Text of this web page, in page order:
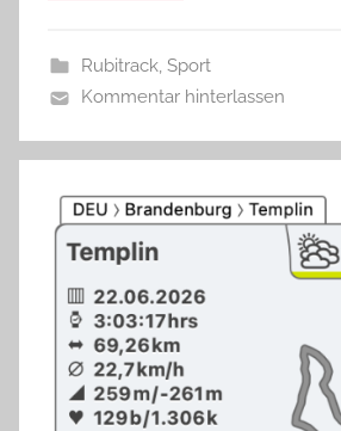
Rubitrack, Sport
Kommentar hinterlassen